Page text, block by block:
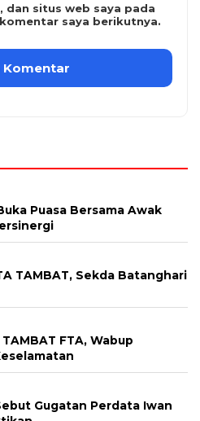
dan situs web saya pada
saya berikutnya.
Puasa Bersama Awak
TAMBAT, Sekda Batanghari
FTA, Wabup
Gugatan Perdata Iwan